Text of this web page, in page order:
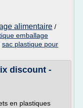
alimentaire /
emballage
sac plastique pour
discount -
en plastiques